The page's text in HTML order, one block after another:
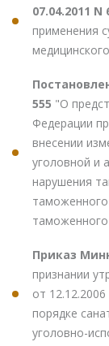
07.04.2011 N
применения
555 "О
Федерации
внесении
уголовной и
нарушения
Приказ
признании
от
порядке
уголовно-